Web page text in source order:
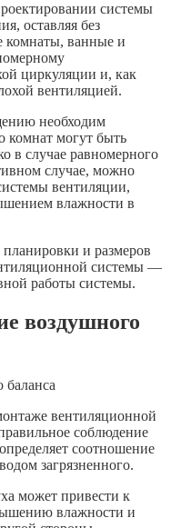
системы
оставляя без
комнаты, ванные и
циркуляции и, как
вентиляцией.
необходим
комнат могут быть
в случае равномерного
случае, можно
вентиляции,
влажности в
и размеров
системы —
работы системы.
воздушного
вентиляционной
соблюдение
соотношение
загрязненного.
может привести к
влажности и